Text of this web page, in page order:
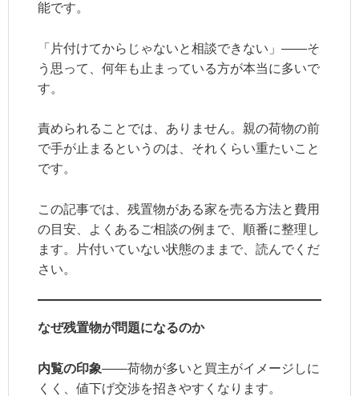
能です。
「片付けてからじゃないと相談できない」——そ
う思って、何年も止まっている方が本当に多いで
す。
責められることでは、ありません。親の荷物の前
で手が止まるというのは、それくらい重たいこと
です。
この記事では、残置物がある家を売る方法と費用
の目安、よくあるご相談の例まで、順番に整理し
ます。片付いていない状態のままで、読んでくだ
さい。
なぜ残置物が問題になるのか
内覧の印象——荷物が多いと買主がイメージしに
くく、値下げ交渉を招きやすくなります。